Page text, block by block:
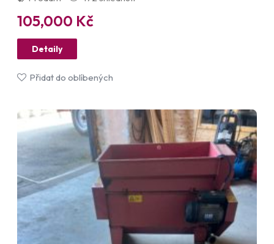
105,000 Kč
Detaily
Přidat do oblíbených